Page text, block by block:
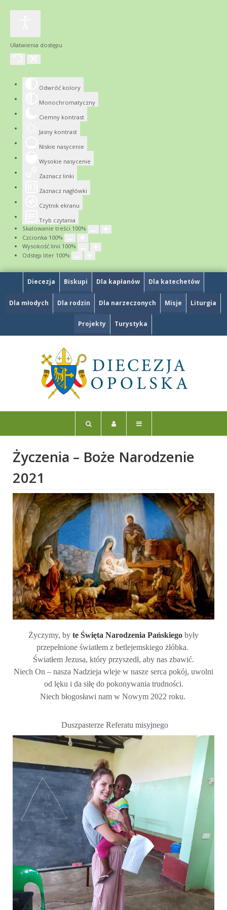
Ułatwienia dostępu
Odwróć kolory
Monochromatyczny
Ciemny kontrast
Jasny kontrast
Niskie nasycenie
Wysokie nasycenie
Zaznacz linki
Zaznacz nagłówki
Czytnik ekranu
Tryb czytania
Skalowanie treści 100%
Czcionka 100%
Wysokość linii 100%
Odstęp liter 100%
Diecezja Biskupi Dla kapłanów Dla katechetów
Dla młodych Dla rodzin Dla narzeczonych Misje Liturgia
Projekty Turystyka
Życzenia – Boże Narodzenie
2021
Życzymy, by te Święta Narodzenia Pańskiego były
przepełnione światłem z betlejemskiego żłóbka.
Światłem Jezusa, który przyszedł, aby nas zbawić.
Niech On – nasza Nadzieja wleje w nasze serca pokój, uwolni
od lęku i da siłę do pokonywania trudności.
Niech błogosławi nam w Nowym 2022 roku.
Duszpasterze Referatu misyjnego